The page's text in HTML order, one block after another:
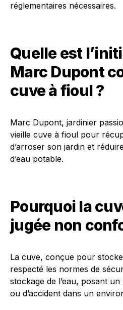
réglementaires nécessaires.
Quelle est
Marc Dupont
cuve à fioul ?
Marc Dupont, jardinier
vieille cuve à fioul pour
d’arroser son jardin et
d’eau potable.
Pourquoi la
jugée non
La cuve, conçue pour
respecté les normes de
stockage de l’eau, posant
ou d’accident dans un